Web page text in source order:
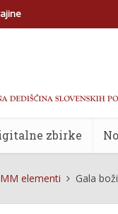
zbirke
MM elementi Gala